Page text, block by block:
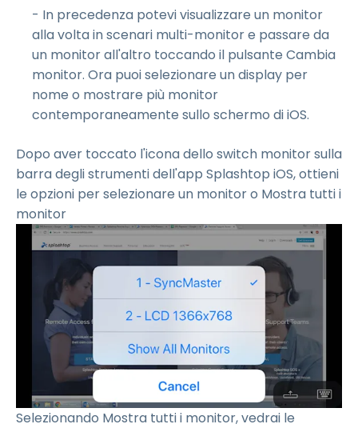
- In precedenza potevi visualizzare un monitor
alla volta in scenari multi-monitor e passare da
un monitor all'altro toccando il pulsante Cambia
monitor. Ora puoi selezionare un display per
nome o mostrare più monitor
contemporaneamente sullo schermo di iOS.
Dopo aver toccato l'icona dello switch monitor sulla
barra degli strumenti dell'app Splashtop iOS, ottieni
le opzioni per selezionare un monitor o Mostra tutti i
monitor
Selezionando Mostra tutti i monitor, vedrai le